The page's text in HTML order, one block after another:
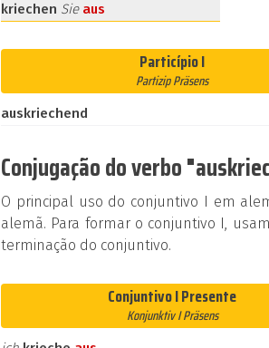
kriechen Sie aus
Particípio I
Partizip Präsens
auskriechend
Conjugação do verbo
O principal uso do conjuntivo I em
alemã. Para formar o conjuntivo I,
terminação do conjuntivo.
Conjuntivo I Presente
Konjunktiv I Präsens